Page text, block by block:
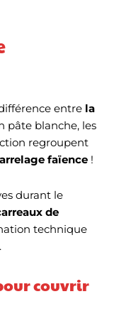
entre la
pâte blanche, les
regroupent
faïence !
durant le
de
technique
couvrir